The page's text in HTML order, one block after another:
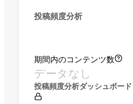
投稿頻度分析
期間内のコンテンツ数
データなし
投稿頻度分析ダッシュボード